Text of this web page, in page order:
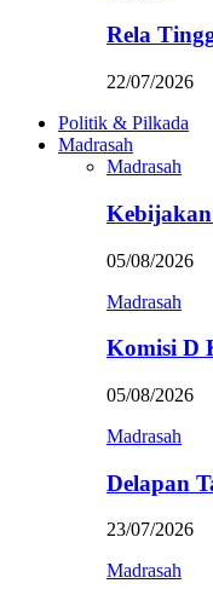
Rela
22/07/2026
Politik & Pilkada
Madrasah
Madrasah
Kebijakan
05/08/2026
Madrasah
Komisi D
05/08/2026
Madrasah
Delapan
23/07/2026
Madrasah